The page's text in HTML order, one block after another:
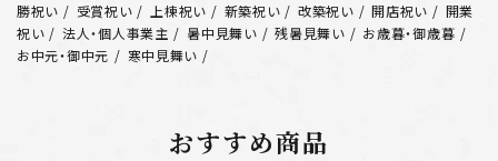
勝祝い
受賞祝い 上棟祝い 新築祝い 改築祝い 開店祝い
開業
祝い
法人・個人事業主 暑中見舞い 残暑見舞い
お歳暮・御歳暮
お中元・御中元
寒中見舞い
おすすめ商品